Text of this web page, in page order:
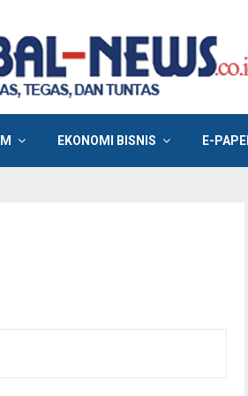
EKONOMI BISNIS E-